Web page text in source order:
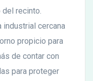
recinto.
industrial cercana
propicio para
de contar con
para proteger